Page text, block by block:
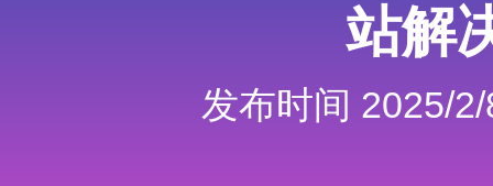
站解
发布时间 2025/